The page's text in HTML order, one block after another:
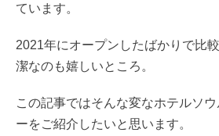
ています。
2021年にオープンしたばかりで比
潔なのも嬉しいところ。
この記事ではそんな変なホテルソ
ーをご紹介したいと思います。